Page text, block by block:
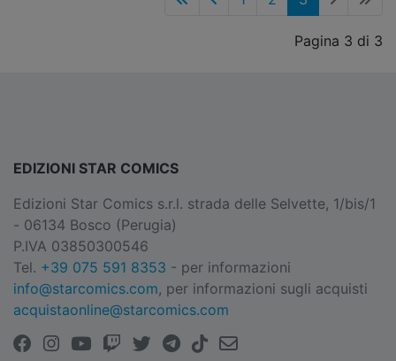
Pagina 3 di 3
EDIZIONI STAR COMICS
Edizioni Star Comics s.r.l. strada delle Selvette, 1/bis/1
- 06134 Bosco (Perugia)
P.IVA 03850300546
Tel. +39 075 591 8353 - per informazioni
info@starcomics.com, per informazioni sugli acquisti
acquistaonline@starcomics.com